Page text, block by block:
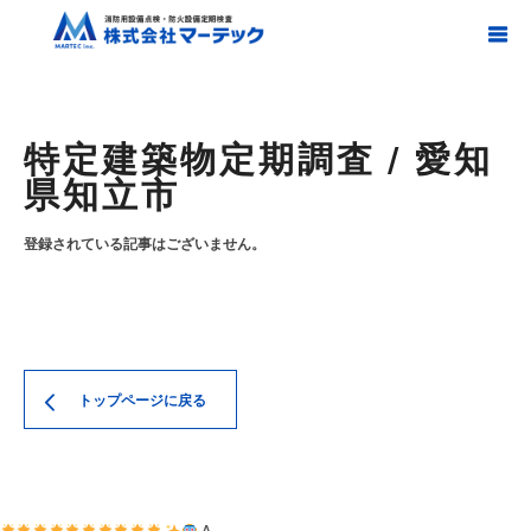
ブログ
特定建築物定期調査 / 愛知県知立市
特定建築物定期調査 / 愛知
県知立市
登録されている記事はございません。
トップページに戻る